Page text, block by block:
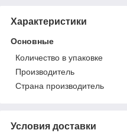
Характеристики
Основные
Количество в упаковке
Производитель
Страна производитель
Условия доставки